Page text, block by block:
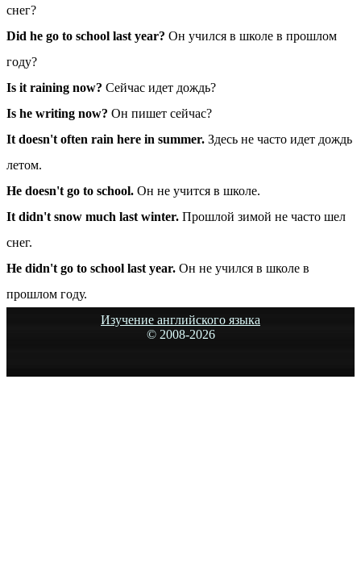
снег?
Did he go to school last year? Он учился в школе в прошлом
году?
Is it raining now? Сейчас идет дождь?
Is he writing now? Он пишет сейчас?
It doesn't often rain here in summer. Здесь не часто идет дождь
летом.
He doesn't go to school. Он не учится в школе.
It didn't snow much last winter. Прошлой зимой не часто шел
снег.
He didn't go to school last year. Он не учился в школе в
прошлом году.
Изучение английского языка
© 2008-2026